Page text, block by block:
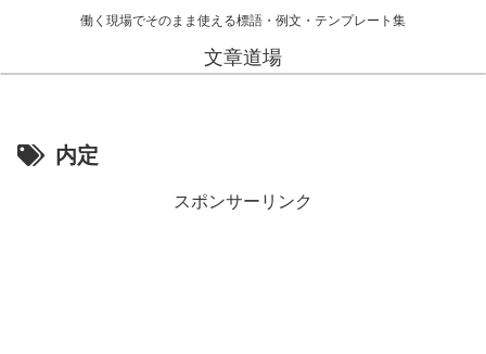
働く現場でそのまま使える標語・例文・テンプレート集
文章道場
内定
スポンサーリンク